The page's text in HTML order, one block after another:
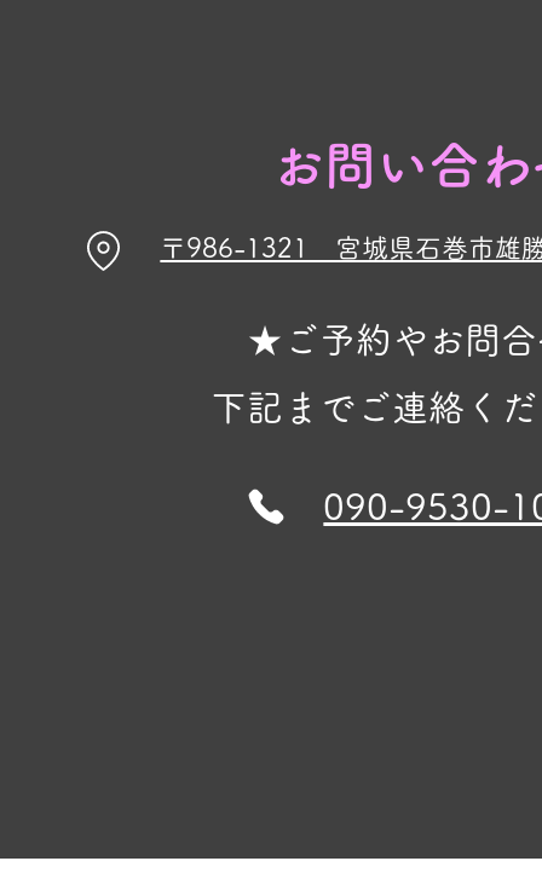
お問い合
〒986-1321 宮城県石巻市雄
★ご予約やお問
下記までご連絡く
090-9530-